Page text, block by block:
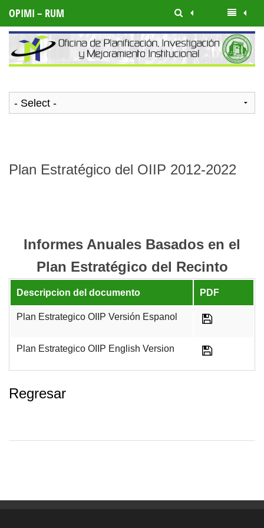
OPIMI – RUM
Plan Estratégico del OIIP 2012-2022
Informes Anuales Basados en el
Plan Estratégico del Recinto
Descripcion del documento PDF
Plan Estrategico OIIP Versión Espanol
Plan Estrategico OIIP English Version
Regresar